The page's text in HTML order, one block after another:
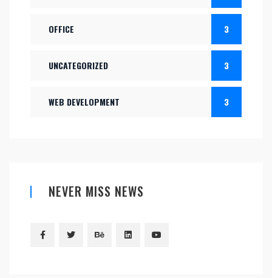
OFFICE 3
UNCATEGORIZED 3
WEB DEVELOPMENT 3
NEVER MISS NEWS